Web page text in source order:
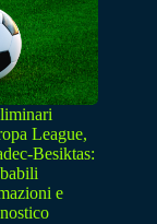
League,
Besiktas:
e